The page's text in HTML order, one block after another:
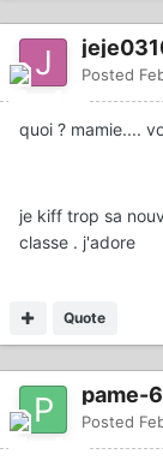
Posted
quoi ? mamie....
je kiff trop sa
classe . j'adore
Quote
pame-
Posted